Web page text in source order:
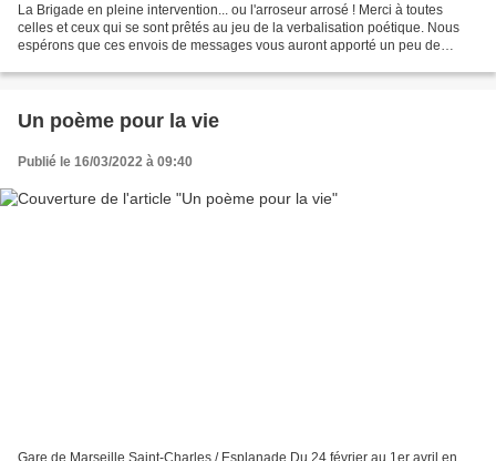
La Brigade en pleine intervention... ou l'arroseur arrosé ! Merci à toutes
celles et ceux qui se sont prêtés au jeu de la verbalisation poétique. Nous
espérons que ces envois de messages vous auront apporté un peu de
Un poème pour la vie
Publié le 16/03/2022 à 09:40
Gare de Marseille Saint-Charles / Esplanade Du 24 février au 1er avril en